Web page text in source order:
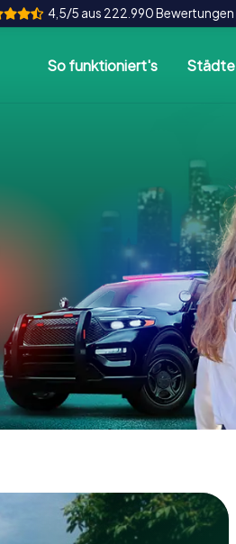
4,5/5 aus 222.990 Bewertungen
So funktioniert's Städte